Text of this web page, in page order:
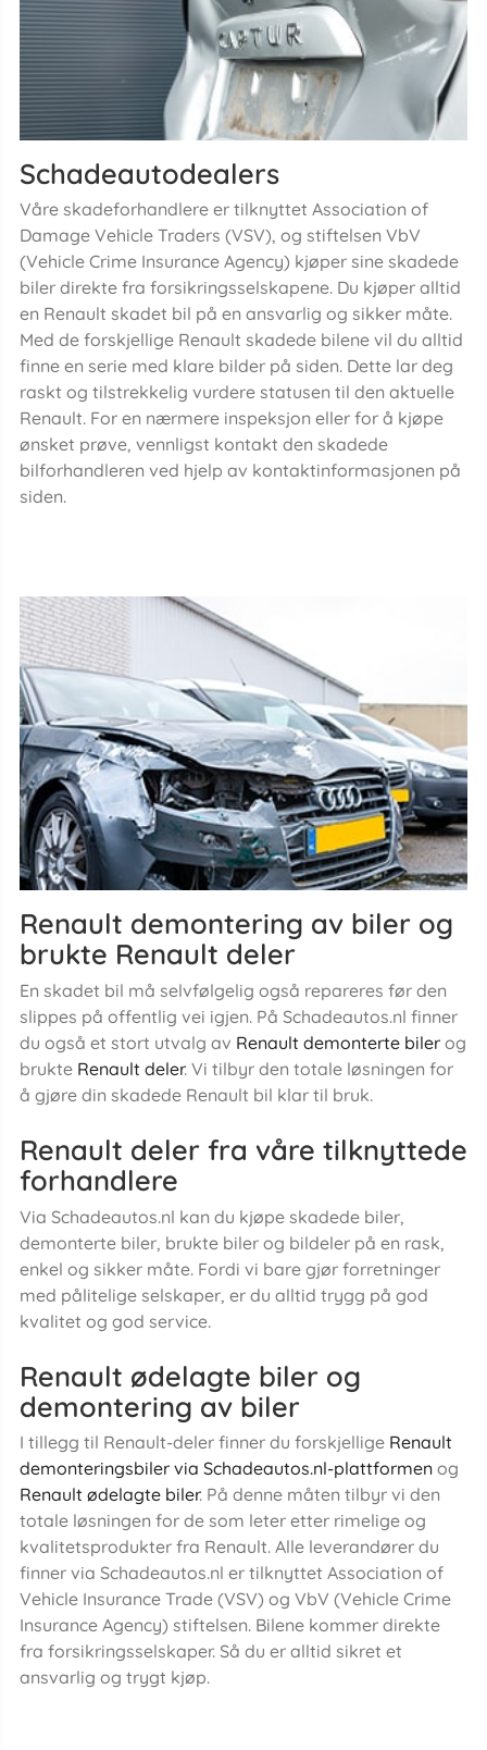
Schadeautodealers
Våre skadeforhandlere er tilknyttet Association of
Damage Vehicle Traders (VSV), og stiftelsen VbV
(Vehicle Crime Insurance Agency) kjøper sine skadede
biler direkte fra forsikringsselskapene. Du kjøper alltid
en Renault skadet bil på en ansvarlig og sikker måte.
Med de forskjellige Renault skadede bilene vil du alltid
finne en serie med klare bilder på siden. Dette lar deg
raskt og tilstrekkelig vurdere statusen til den aktuelle
Renault. For en nærmere inspeksjon eller for å kjøpe
ønsket prøve, vennligst kontakt den skadede
bilforhandleren ved hjelp av kontaktinformasjonen på
siden.
Renault demontering av biler og
brukte Renault deler
En skadet bil må selvfølgelig også repareres før den
slippes på offentlig vei igjen. På Schadeautos.nl finner
du også et stort utvalg av Renault demonterte bilerog
brukte Renault deler. Vi tilbyr den totale løsningen for
å gjøre din skadede Renault bil klar til bruk.
Renault deler fra våre tilknyttede
forhandlere
Via Schadeautos.nl kan du kjøpe skadede biler,
demonterte biler, brukte biler og bildeler på en rask,
enkel og sikker måte. Fordi vi bare gjør forretninger
med pålitelige selskaper, er du alltid trygg på god
kvalitet og god service.
Renault ødelagte biler og
demontering av biler
I tillegg til Renault-deler finner du forskjellige Renault
demonteringsbiler via Schadeautos.nl-plattformenog
Renault ødelagte biler. På denne måten tilbyr vi den
totale løsningen for de som leter etter rimelige og
kvalitetsprodukter fra Renault. Alle leverandører du
finner via Schadeautos.nl er tilknyttet Association of
Vehicle Insurance Trade (VSV) og VbV (Vehicle Crime
Insurance Agency) stiftelsen. Bilene kommer direkte
fra forsikringsselskaper. Så du er alltid sikret et
ansvarlig og trygt kjøp.